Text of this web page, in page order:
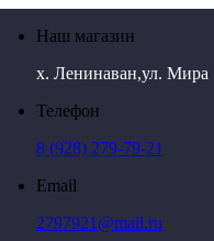
Наш магазин
х. Ленинаван,ул. Мира
Телефон
8 (928) 279-79-21
Email
2797921@mail.ru